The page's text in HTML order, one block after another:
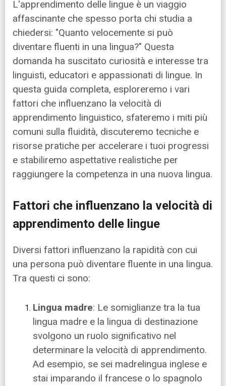
L'apprendimento delle lingue è un viaggio
affascinante che spesso porta chi studia a
chiedersi: "Quanto velocemente si può
diventare fluenti in una lingua?" Questa
domanda ha suscitato curiosità e interesse tra
linguisti, educatori e appassionati di lingue. In
questa guida completa, esploreremo i vari
fattori che influenzano la velocità di
apprendimento linguistico, sfateremo i miti più
comuni sulla fluidità, discuteremo tecniche e
risorse pratiche per accelerare i tuoi progressi
e stabiliremo aspettative realistiche per
raggiungere la competenza in una nuova lingua.
Fattori che influenzano la velocità di
apprendimento delle lingue
Diversi fattori influenzano la rapidità con cui
una persona può diventare fluente in una lingua.
Tra questi ci sono:
Lingua madre: Le somiglianze tra la tua
lingua madre e la lingua di destinazione
svolgono un ruolo significativo nel
determinare la velocità di apprendimento.
Ad esempio, se sei madrelingua inglese e
stai imparando il francese o lo spagnolo